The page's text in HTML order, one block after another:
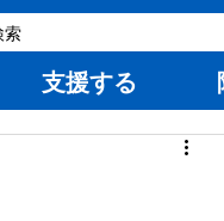
支援する